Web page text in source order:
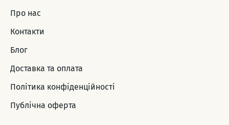
Про нас
Контакти
Блог
Доставка та оплата
Політика конфіденційності
Публічна оферта